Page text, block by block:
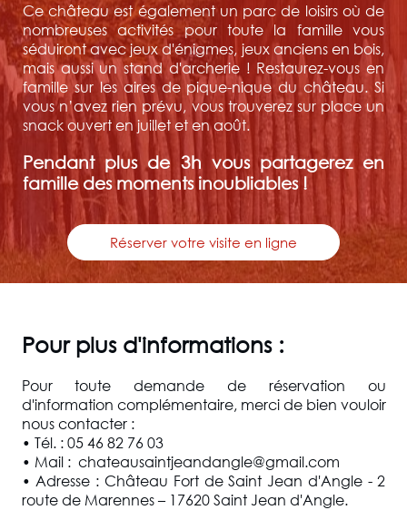
Ce château est également un parc de loisirs où de
nombreuses activités pour toute la famille vous
séduiront avec jeux d'énigmes, jeux anciens en bois,
mais aussi un stand d'archerie ! Restaurez-vous en
famille sur les aires de pique-nique du château. Si
vous n’avez rien prévu, vous trouverez sur place un
snack ouvert en juillet et en août.
Pendant plus de 3h vous partagerez en
famille des moments inoubliables !
Réserver votre visite en ligne
Pour plus d'informations :
Pour toute demande de réservation ou
d'information complémentaire, merci de bien vouloir
nous contacter :
• Tél. : 05 46 82 76 03
• Mail : chateausaintjeandangle@gmail.com
• Adresse : Château Fort de Saint Jean d'Angle - 2
route de Marennes – 17620 Saint Jean d'Angle.